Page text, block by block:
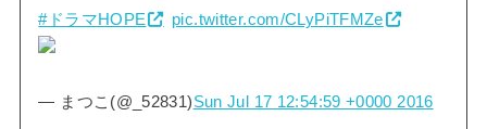
#ドラマHOPE pic.twitter.com/CLyPiTFMZe
— まつこ(@_52831)Sun Jul 17 12:54:59 +0000 2016